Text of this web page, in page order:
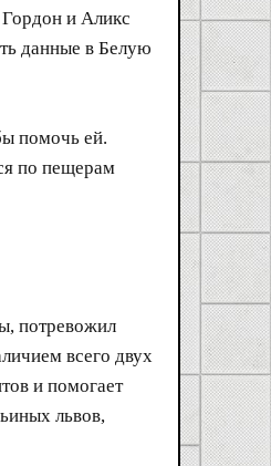
и Аликс
данные в Белую
помочь ей.
по пещерам
потревожил
всего двух
и помогает
львов,